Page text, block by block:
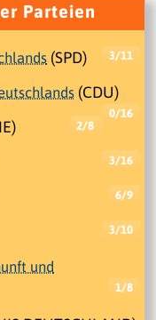
Parteien
(SPD) 3/11
(CDU)
0/16
2/8
3/16
6/9
3/10
und
1/8